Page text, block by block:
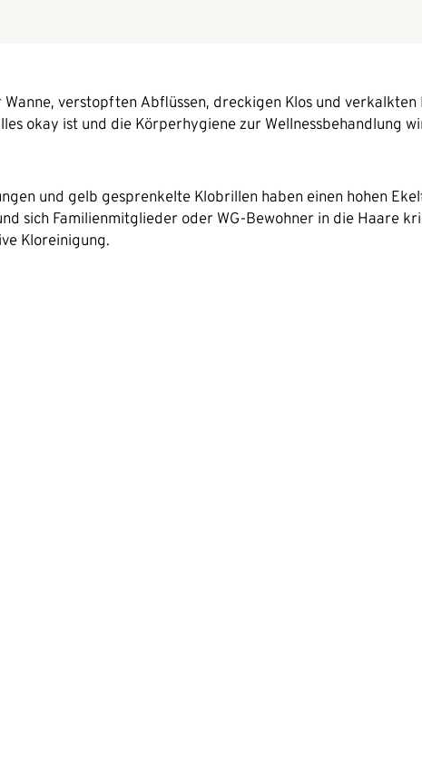
verstopften Abflüssen, dreckigen Klos und verkalkten
okay ist und die Körperhygiene zur Wellnessbehandlung
und gelb gesprenkelte Klobrillen haben einen hohen
sich Familienmitglieder oder WG-Bewohner in die Haare
Kloreinigung.